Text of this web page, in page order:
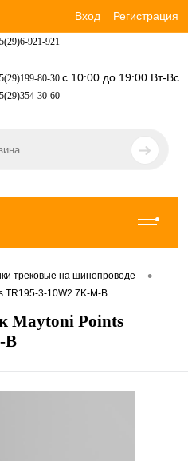
Вход Регистрация
921-921
80-30 с 10:00 до 19:00 Вт-Вс
30-60
трековые на шинопроводе •
TR195-3-10W2.7K-M-B
Maytoni Points
B